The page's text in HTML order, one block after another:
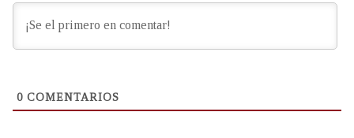
0 COMENTARIOS